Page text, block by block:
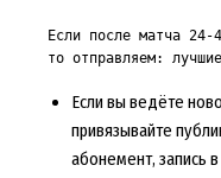
Если после матча 24-
то отправляем:
Если вы ведёте
привязывайте
абонемент, запись в